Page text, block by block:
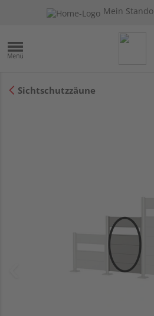
Mein
Sichtschutzzäune